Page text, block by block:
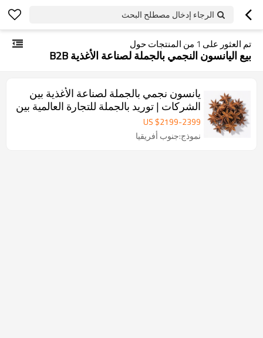
الرجاء إدخال مصطلح البحث
تم العثور على 1 من المنتجات حول
بيع اليانسون النجمي بالجملة لصناعة الأغذية B2B
يانسون نجمي بالجملة لصناعة الأغذية بين
الشركات | توريد بالجملة للتجارة العالمية بين
الشركاتUS $2199-2399
نموذج:جنوب أفريقيا